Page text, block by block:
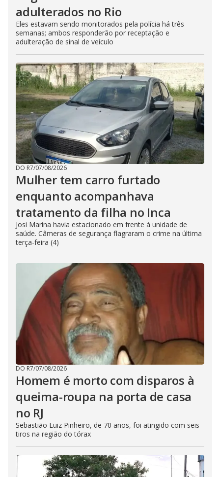
adulterados no Rio
Eles estavam sendo monitorados pela polícia há três
semanas; ambos responderão por receptação e
adulteração de sinal de veículo
DO R7/07/08/2026
Mulher tem carro furtado
enquanto acompanhava
tratamento da filha no Inca
Josi Marina havia estacionado em frente à unidade de
saúde. Câmeras de segurança flagraram o crime na última
terça-feira (4)
DO R7/07/08/2026
Homem é morto com disparos à
queima-roupa na porta de casa
no RJ
Sebastião Luiz Pinheiro, de 70 anos, foi atingido com seis
tiros na região do tórax